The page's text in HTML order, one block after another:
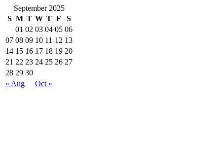
September 2025
S M T W T F S
« Aug Oct »
01 02 03 04 05 06
07 08 09 10 11 12 13
14 15 16 17 18 19 20
21 22 23 24 25 26 27
28 29 30